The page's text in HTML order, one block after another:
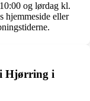
og lørdag kl.
hjemmeside eller
Hjørring i